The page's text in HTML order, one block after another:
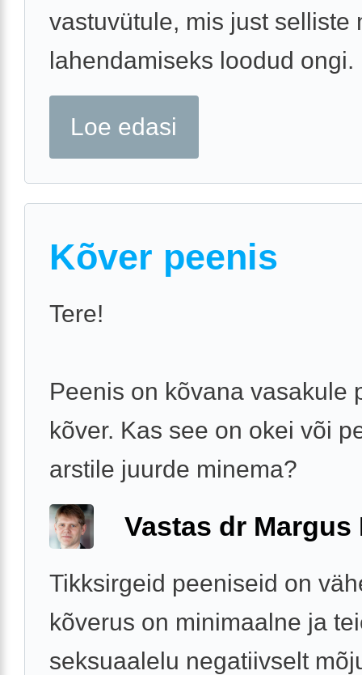
vastuvütule, mis just selliste
lahendamiseks loodud ongi.
Loe edasi
Kõver peenis
Tere!
Peenis on kõvana vasakule
kõver. Kas see on okei või
arstile juurde minema?
Vastas dr Margus
Tikksirgeid peeniseid on
kõverus on minimaalne ja
seksuaalelu negatiivselt